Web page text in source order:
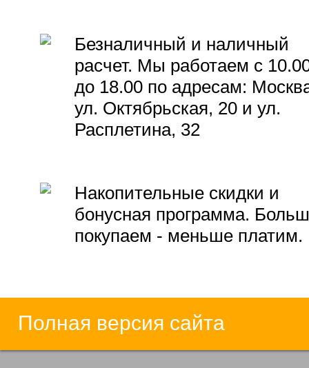
Безналичный и наличный
расчет. Мы работаем с
до 18.00 по адресам:
ул. Октябрьская, 20 и ул.
Расплетина, 32
Накопительные скидки и
бонусная программа.
покупаем - меньше платим.
Полная версия сайта